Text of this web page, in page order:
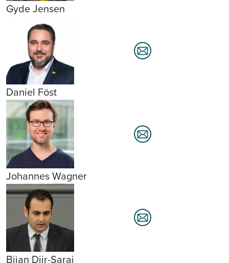
Gyde Jensen
Daniel Föst
Johannes Wagner
Bijan Djir-Sarai